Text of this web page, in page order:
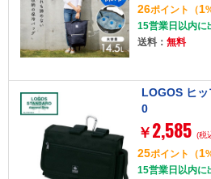
26ポイント （1
15営業日以内に
送料： 無料
LOGOS ヒ
0
￥ 2,585 (税
25ポイント （1
15営業日以内に